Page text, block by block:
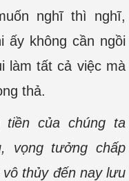
nghĩ thì nghĩ,
ấy không cần ngồi
làm tất cả việc mà
thả.
tiền của chúng ta
vọng tưởng chấp
thủy đến nay lưu